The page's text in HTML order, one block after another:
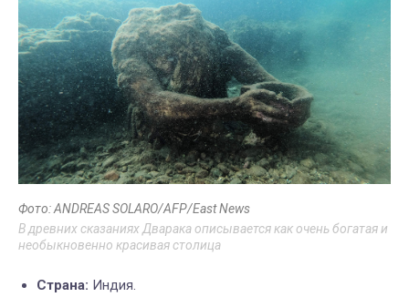
Фото: ANDREAS SOLARO/AFP/East News
В древних сказаниях Дварака описывается как очень богатая и
необыкновенно красивая столица
Страна: Индия.